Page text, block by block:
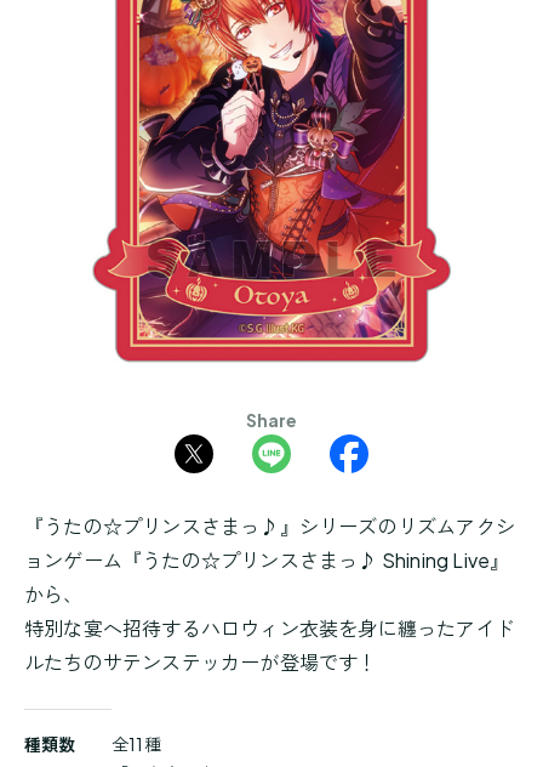
Share
『うたの☆プリンスさまっ♪』シリーズのリズムアクシ
ョンゲーム『うたの☆プリンスさまっ♪ Shining Live』
から、
特別な宴へ招待するハロウィン衣装を身に纏ったアイド
ルたちのサテンステッカーが登場です！
品
種類数
全11種